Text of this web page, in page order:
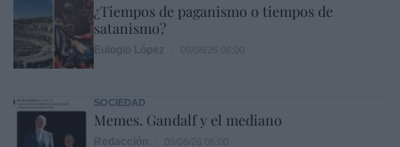
¿Tiempos de paganismo o tiempos de
satanismo?
SOCIEDAD
Memes. Gandalf y el mediano